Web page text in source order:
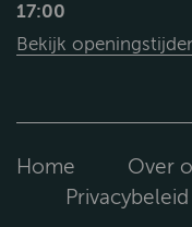
17:00
Bekijk
Home Over
Privacybeleid